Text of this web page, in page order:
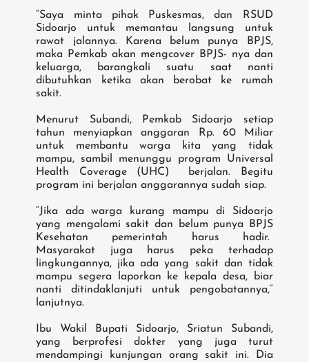
“Saya minta pihak Puskesmas, dan RSUD
Sidoarjo untuk memantau langsung untuk
rawat jalannya. Karena belum punya BPJS,
maka Pemkab akan mengcover BPJS- nya dan
keluarga, barangkali suatu saat nanti
dibutuhkan ketika akan berobat ke rumah
sakit.
Menurut Subandi, Pemkab Sidoarjo setiap
tahun menyiapkan anggaran Rp. 60 Miliar
untuk membantu warga kita yang tidak
mampu, sambil menunggu program Universal
Health Coverage (UHC) berjalan. Begitu
program ini berjalan anggarannya sudah siap.
“Jika ada warga kurang mampu di Sidoarjo
yang mengalami sakit dan belum punya BPJS
Kesehatan pemerintah harus hadir.
Masyarakat juga harus peka terhadap
lingkungannya, jika ada yang sakit dan tidak
mampu segera laporkan ke kepala desa, biar
nanti ditindaklanjuti untuk pengobatannya,”
lanjutnya.
Ibu Wakil Bupati Sidoarjo, Sriatun Subandi,
yang berprofesi dokter yang juga turut
mendampingi kunjungan orang sakit ini. Dia